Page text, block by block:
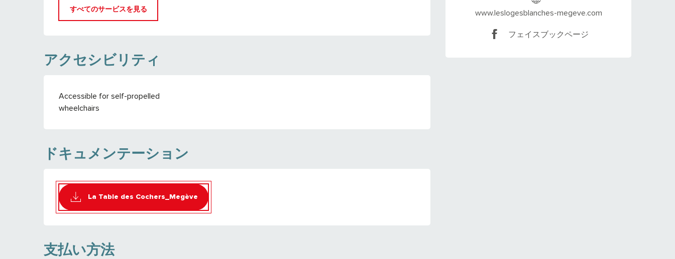
www.leslogesblanches-megeve.com
フェイスブックページ
すべてのサービスを見る
アクセシビリティ
Accessible for self-propelled
wheelchairs
ドキュメンテーション
La Table des Cochers_Megève
支払い方法